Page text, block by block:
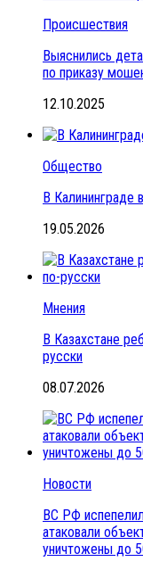
Происшествия
Выяснились
по приказу
12.10.2025
Общество
В Калининграде
19.05.2026
Мнения
В Казахстане
русски
08.07.2026
Новости
ВС РФ
атаковали
уничтожены до